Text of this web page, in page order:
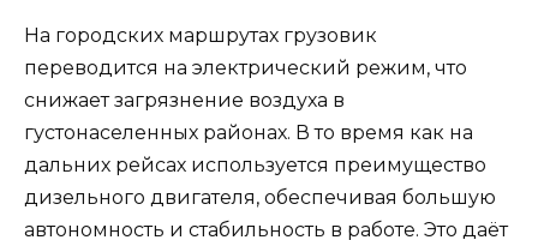
На городских маршрутах грузовик
переводится на электрический режим, что
снижает загрязнение воздуха в
густонаселенных районах. В то время как на
дальних рейсах используется преимущество
дизельного двигателя, обеспечивая большую
автономность и стабильность в работе. Это даёт